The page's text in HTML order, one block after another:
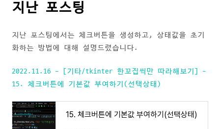
지난 포스팅
지난 포스팅에서는 체크버튼을 생성하고, 상태값을 초기
화하는 방법에 대해 설명드렸습니다.
2022.11.16 - [기타/tkinter 한꼬집씩만 따라해보기] -
15. 체크버튼에 기본값 부여하기(선택상태)
15. 체크버튼에 기본값 부여하기(선택상태)